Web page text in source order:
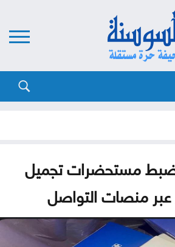
ضبط مستحضرات تجميل
عبر منصات التواصل